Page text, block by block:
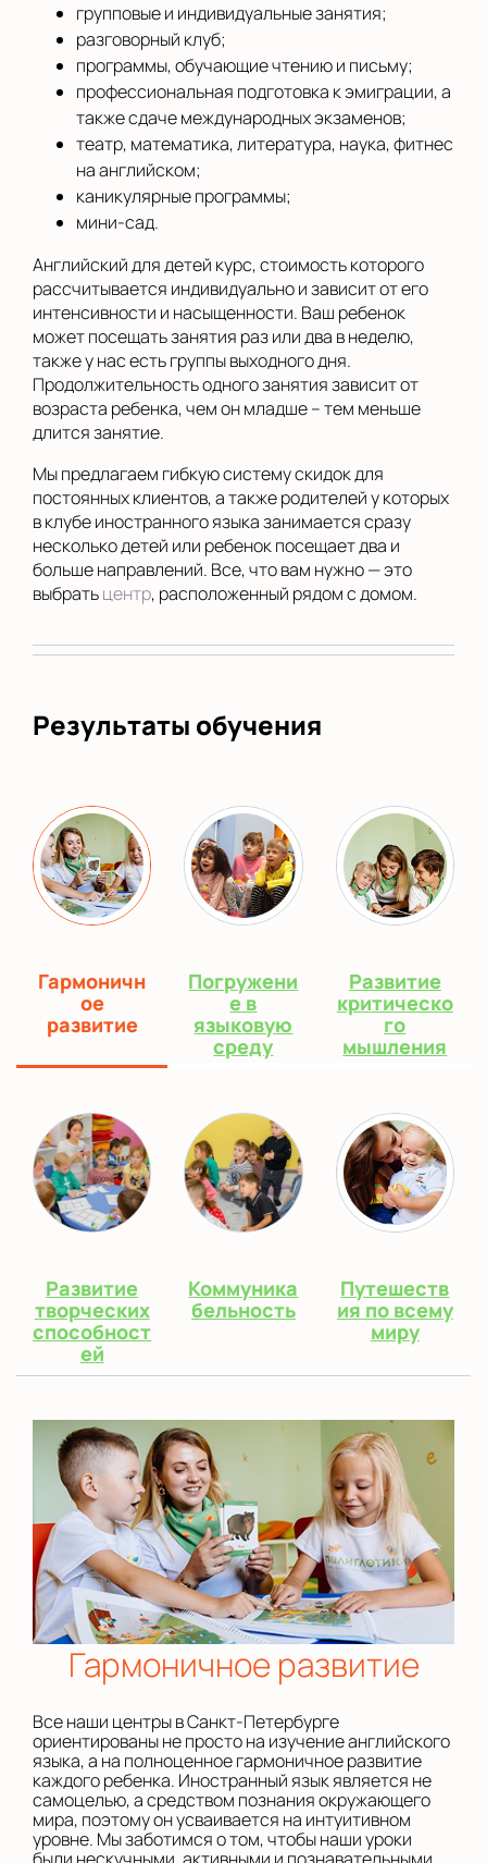
групповые и индивидуальные занятия;
разговорный клуб;
программы, обучающие чтению и письму;
профессиональная подготовка к эмиграции, а
также сдаче международных экзаменов;
театр, математика, литература, наука, фитнес
на английском;
каникулярные программы;
мини-сад.
Английский для детей курс, стоимость которого
рассчитывается индивидуально и зависит от его
интенсивности и насыщенности. Ваш ребенок
может посещать занятия раз или два в неделю,
также у нас есть группы выходного дня.
Продолжительность одного занятия зависит от
возраста ребенка, чем он младше – тем меньше
длится занятие.
Мы предлагаем гибкую систему скидок для
постоянных клиентов, а также родителей у которых
в клубе иностранного языка занимается сразу
несколько детей или ребенок посещает два и
больше направлений. Все, что вам нужно — это
выбратьцентр, расположенный рядом с домом.
Результаты обучения
Гармоничн
ое
развитие
Погружени
е в
языковую
среду
Развитие
критическо
го
мышления
Развитие
творческих
способност
ей
Коммуника
бельность
Путешеств
ия по всему
миру
Гармоничное развитие
Все наши центры в Санкт-Петербурге
ориентированы не просто на изучение английского
языка, а на полноценное гармоничное развитие
каждого ребенка. Иностранный язык является не
самоцелью, а средством познания окружающего
мира, поэтому он усваивается на интуитивном
уровне. Мы заботимся о том, чтобы наши уроки